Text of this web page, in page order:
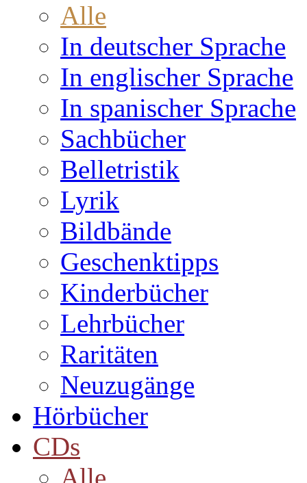
Alle
In deutscher Sprache
In englischer Sprache
In spanischer Sprache
Sachbücher
Belletristik
Lyrik
Bildbände
Geschenktipps
Kinderbücher
Lehrbücher
Raritäten
Neuzugänge
Hörbücher
CDs